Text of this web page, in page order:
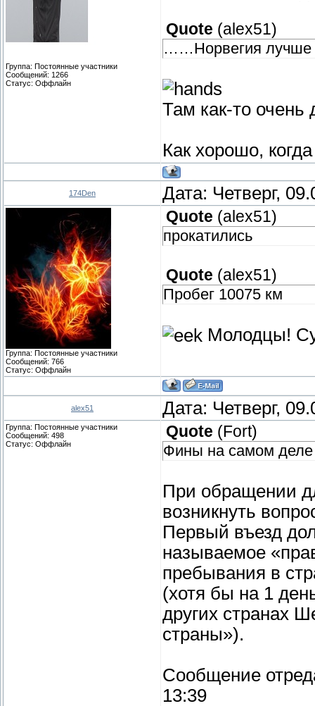
Группа: Постоянные участники
Сообщений: 1266
Статус: Оффлайн
Quote (alex51)
……Норвегия
Там как-то очень
Как хорошо,
174Den Дата: Четверг,
Группа: Постоянные участники
Сообщений: 766
Статус: Оффлайн
Quote (alex51)
прокатились
Quote (alex51)
Пробег 10075 км
Молодцы!
alex51 Дата: Четверг,
Группа: Постоянные участники
Сообщений: 498
Статус: Оффлайн
Quote (Fort)
Фины на самом
При обращении
возникнуть
Первый въезд
называемое
пребывания в
(хотя бы на 1
других странах
страны»).
Сообщение
13:39